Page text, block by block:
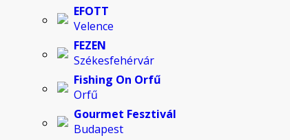
EFOTT
Velence
FEZEN
Székesfehérvár
Fishing On Orfű
Orfű
Gourmet Fesztivál
Budapest